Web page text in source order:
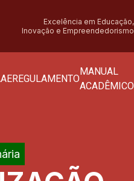
Excelência em Educação,
Inovação e Empreendedorismo
REGULAMENTOMANUAL
ACADÊMICO